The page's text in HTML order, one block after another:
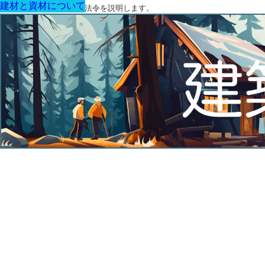
建築に関する用語と関連法令を説明します。
建材と資材について
建材と資材について
建材と資材について
建材と資材について
建材と資材について
建材と資材について
建材と資材について